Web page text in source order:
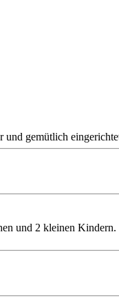
und gemütlich
und 2 kleinen